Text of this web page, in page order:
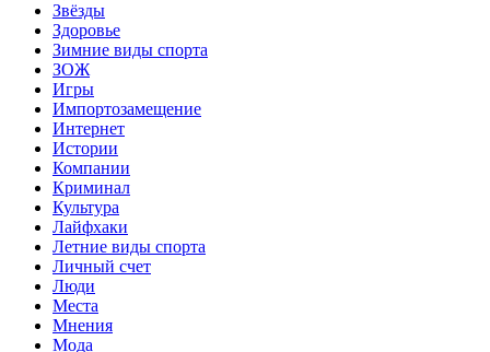
Звёзды
Здоровье
Зимние виды спорта
ЗОЖ
Игры
Импортозамещение
Интернет
Истории
Компании
Криминал
Культура
Лайфхаки
Летние виды спорта
Личный счет
Люди
Места
Мнения
Мода